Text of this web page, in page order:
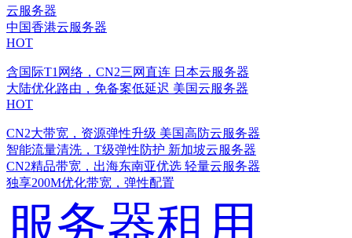
云服务器
中国香港云服务器
HOT
含国际T1网络，CN2三网直连 日本云服务器
大陆优化路由，免备案低延迟 美国云服务器
HOT
CN2大带宽，资源弹性升级 美国高防云服务器
智能流量清洗，T级弹性防护 新加坡云服务器
CN2精品带宽，出海东南亚优选 轻量云服务器
独享200M优化带宽，弹性配置
服务器租用